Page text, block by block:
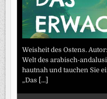
Weisheit des Ostens.
Welt des arabisch-
hautnah und tauchen Sie
„Das [...]